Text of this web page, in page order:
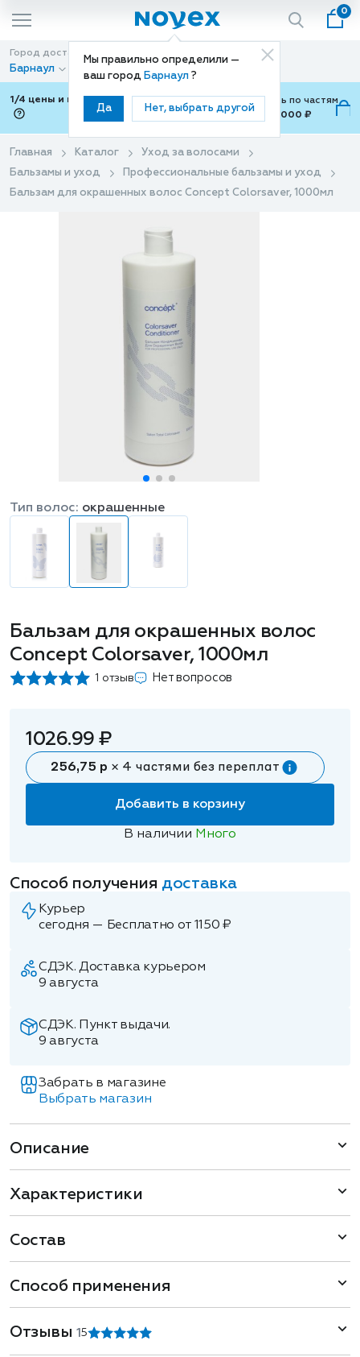
Мы правильно определили —
ваш город Барнаул ?
Да Нет, выбрать другой
0
Город доставки
Барнаул
Способ доставки
Доставка
1/4 цены и покупки ваши с Подели
Можно оплатить по частям
от 700 ₽ до 15,000 ₽
Главная Каталог
Уход за волосами
Бальзамы и уход
Профессиональные бальзамы и уход
Бальзам для окрашенных волос Concept Сolorsaver, 1000мл
Бальзам для окрашенных волос
Concept Сolorsaver, 1000мл
1 отзыв Нет вопросов
Тип волос: окрашенные
1026.99 ₽
256,75 р × 4 частями без переплат
Добавить в корзину
В наличии Много
Способ получения доставка
Курьер
сегодня — Бесплатно от 1150 ₽
СДЭК. Доставка курьером
9 августа
СДЭК. Пункт выдачи.
9 августа
Забрать в магазине
Выбрать магазин
Описание
Характеристики
Состав
Способ применения
Отзывы1 5